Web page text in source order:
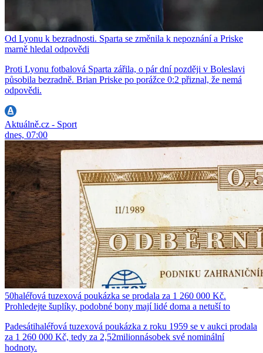
Od Lyonu k bezradnosti. Sparta se změnila k nepoznání a Priske
marně hledal odpovědi
Proti Lyonu fotbalová Sparta zářila, o pár dní později v Boleslavi
působila bezradně. Brian Priske po porážce 0:2 přiznal, že nemá
odpovědi.
Aktuálně.cz - Sport
dnes, 07:00
50haléřová tuzexová poukázka se prodala za 1 260 000 Kč.
Prohledejte šuplíky, podobné bony mají lidé doma a netuší to
Padesátihaléřová tuzexová poukázka z roku 1959 se v aukci prodala
za 1 260 000 Kč, tedy za 2,52milionnásobek své nominální
hodnoty.